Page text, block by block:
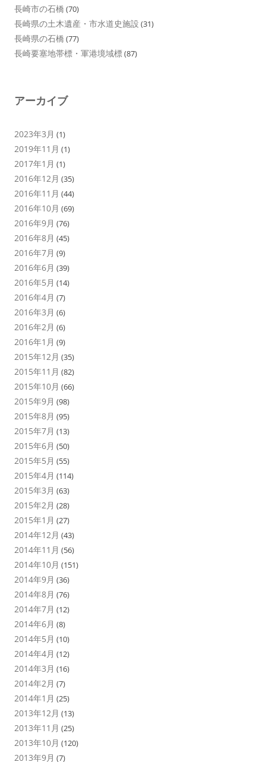
長崎市の石橋 (70)
長崎県の土木遺産・市水道史施設 (31)
長崎県の石橋 (77)
長崎要塞地帯標・軍港境域標(87)
アーカイブ
2023年3月 (1)
2019年11月 (1)
2017年1月 (1)
2016年12月 (35)
2016年11月 (44)
2016年10月 (69)
2016年9月 (76)
2016年8月 (45)
2016年7月 (9)
2016年6月 (39)
2016年5月 (14)
2016年4月 (7)
2016年3月 (6)
2016年2月 (6)
2016年1月 (9)
2015年12月 (35)
2015年11月 (82)
2015年10月 (66)
2015年9月 (98)
2015年8月 (95)
2015年7月 (13)
2015年6月 (50)
2015年5月 (55)
2015年4月 (114)
2015年3月 (63)
2015年2月 (28)
2015年1月 (27)
2014年12月 (43)
2014年11月 (56)
2014年10月 (151)
2014年9月 (36)
2014年8月 (76)
2014年7月 (12)
2014年6月 (8)
2014年5月 (10)
2014年4月 (12)
2014年3月 (16)
2014年2月 (7)
2014年1月 (25)
2013年12月 (13)
2013年11月 (25)
2013年10月 (120)
2013年9月 (7)